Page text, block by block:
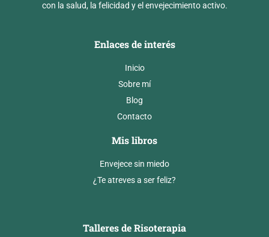
con la salud, la felicidad y el envejecimiento activo.
Enlaces de interés
Inicio
Sobre mí
Blog
Contacto
Mis libros
Envejece sin miedo
¿Te atreves a ser feliz?
Talleres de Risoterapia